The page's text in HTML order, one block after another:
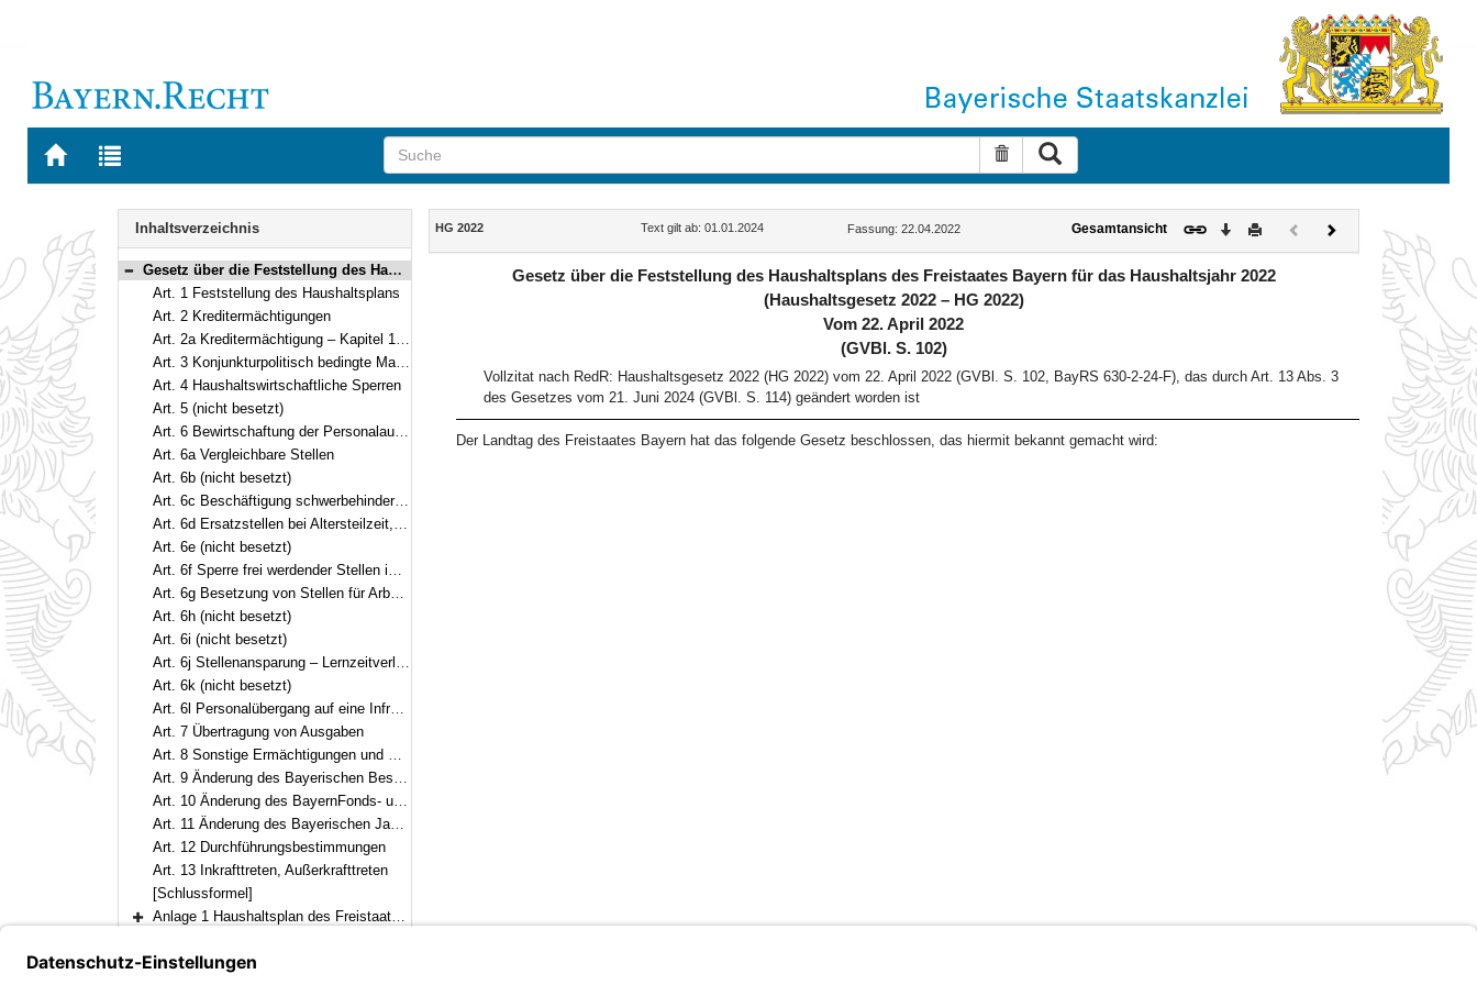
Zur
BAYERN.RECHT
Zur
letzten
Suche zurücksetzen
Navigation
Inhaltsverzeichnis
Bereich reduzieren
Gesetz über die Feststellung des Haushaltsplans des Freistaates Bayern für das Haushaltsjahr 2022 (Haushaltsgesetz 2022 – HG 2022) Vom 22. April 2022 (GVBl. S. 102) (Art. 1–13)
Art. 1 Feststellung des Haushaltsplans
Art. 2 Kreditermächtigungen
Art. 2a Kreditermächtigung – Kapitel 13 19 (Sonderfonds Corona-Pandemie)
Art. 3 Konjunkturpolitisch bedingte Maßnahmen
Art. 4 Haushaltswirtschaftliche Sperren
Art. 5 (nicht besetzt)
Art. 6 Bewirtschaftung der Personalausgaben, Stellenbesetzung
Art. 6a Vergleichbare Stellen
Art. 6b (nicht besetzt)
Art. 6c Beschäftigung schwerbehinderter Menschen
Art. 6d Ersatzstellen bei Altersteilzeit, begrenzter Dienstfähigkeit und bei Arbeitszeitmodellen
Art. 6e (nicht besetzt)
Art. 6f Sperre frei werdender Stellen im Rahmen der Verlängerung der Arbeitszeit der Arbeitnehmer
Art. 6g Besetzung von Stellen für Arbeitnehmer
Art. 6h (nicht besetzt)
Art. 6i (nicht besetzt)
Art. 6j Stellenansparung – Lernzeitverlängerung am Gymnasium
Art. 6k (nicht besetzt)
Art. 6l Personalübergang auf eine Infrastrukturgesellschaft für Autobahnen und andere Bundesstraßen
Art. 7 Übertragung von Ausgaben
Art. 8 Sonstige Ermächtigungen und Regelungen
Art. 9 Änderung des Bayerischen Besoldungsgesetzes
Art. 10 Änderung des BayernFonds- und Finanzagentur-Gesetzes
Art. 11 Änderung des Bayerischen Jagdgesetzes
Art. 12 Durchführungsbestimmungen
Art. 13 Inkrafttreten, Außerkrafttreten
[Schlussformel]
Bereich erweitern
Anlage 1 Haushaltsplan des Freistaates Bayern für das Haushaltsjahr 2022
Bereich erweitern
Inhalt
HG 2022 Text gilt ab: 01.01.2024 Fassung: 22.04.2022 Gesamtansicht Download
DruckenVorherigesNächstes
Dokument
Gesetz über die Feststellung des Haushaltsplans des Freistaates Bayern für das Haushaltsjahr 2022
(Haushaltsgesetz 2022 – HG 2022)
Vom 22. April 2022
(GVBl. S. 102)
Vollzitat nach RedR: Haushaltsgesetz 2022 (HG 2022) vom 22. April 2022 (GVBl. S. 102, BayRS 630-2-24-F), das durch Art. 13 Abs. 3
des Gesetzes vom 21. Juni 2024 (GVBl. S. 114) geändert worden ist
Der Landtag des Freistaates Bayern hat das folgende Gesetz beschlossen, das hiermit bekannt gemacht wird: